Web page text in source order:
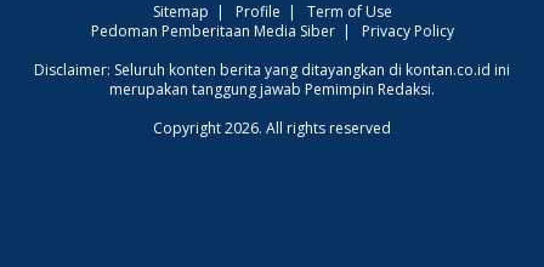
Krisis Migrasi Ancam
Status Maroko sebagai
Sitemap | Profile | Term of Use
Pedoman Pemberitaan Media Siber| Privacy Policy
Disclaimer: Seluruh konten berita yang ditayangkan di kontan.co.id ini
merupakan tanggung jawab Pemimpin Redaksi.
Copyright 2026. All rights reserved